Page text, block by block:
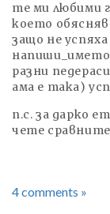
те ми любими
което
защо не
разни
ама е така)
п.с. за дарко
чете
4 comments »